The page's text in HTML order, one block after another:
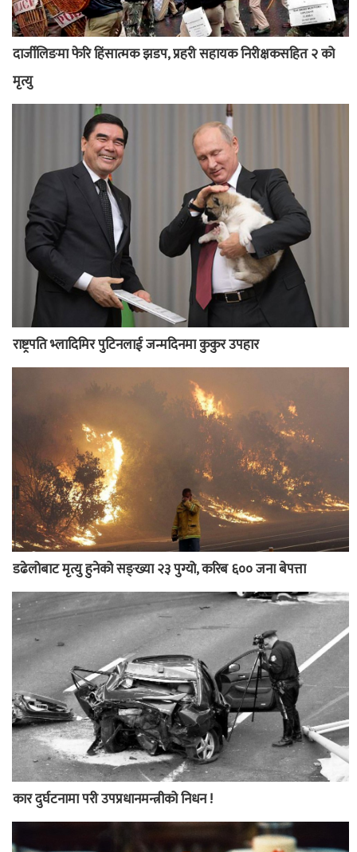
दार्जीलिङमा फेरि हिंसात्मक झडप, प्रहरी सहायक निरीक्षकसहित २ को
मृत्यु
राष्ट्रपति भ्लादिमिर पुटिनलाई जन्मदिनमा कुकुर उपहार
डढेलोबाट मृत्यु हुनेको सङ्ख्या २३ पुग्यो, करिब ६०० जना बेपत्ता
कार दुर्घटनामा परी उपप्रधानमन्त्रीको निधन !